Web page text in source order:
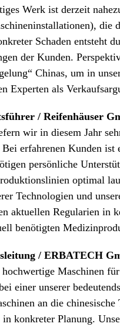
Werk ist derzeit
die
Schaden entsteht
der Kunden.
Chinas, um in
Experten als
/ Reifenhäuser
wir in diesem Jahr
erfahrenen Kunden
persönliche
optimal
Technologien und
aktuellen Regularien in
benötigten
/ ERBATECH
Maschinen
einer unserer
an die
konkreter Planung.